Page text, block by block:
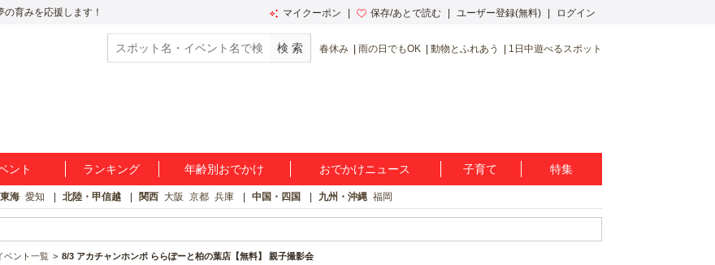
育みを応援します！ マイクーポン 保存/あとで読む ユーザー登録(無料) ログイン
春休み 雨の日でもOK 動物とふれあう 1日中遊べるスポット
ント ランキング 年齢別おでかけ おでかけニュース 子育て 特集
東海 愛知 北陸・甲信越 関西 大阪 京都 兵庫 中国・四国 九州・沖縄 福岡
ベント一覧 8/3 アカチャンホンポ ららぽーと柏の葉店【無料】 親子撮影会